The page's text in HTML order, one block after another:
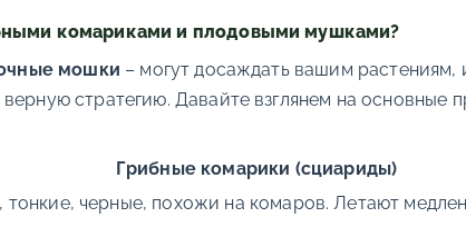
комариками и плодовыми мушками?
мошки – могут досаждать вашим растениям,
стратегию. Давайте взглянем на основные
Грибные комарики (сциариды)
тонкие, черные, похожи на комаров. Летают